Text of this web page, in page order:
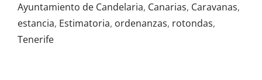
Ayuntamiento de Candelaria, Canarias, Caravanas,
estancia, Estimatoria, ordenanzas, rotondas,
Tenerife